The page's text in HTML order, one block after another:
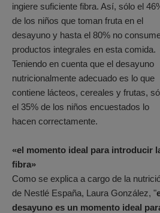
ingiere suficiente fibra. Así, sólo el
de los niños que toman fruta en el
desayuno y hasta el 80% no
productos integrales en esta comida.
Teniendo en cuenta que el desayuno
nutricionalmente adecuado es lo que
contiene lácteos, cereales y frutas,
el 35% de los niños encuestados lo
hacen correctamente.
«el momento ideal para introducir
fibra»
Como se explica a cargo de la
de Nestlé España, Laura González, "
desayuno es un momento ideal